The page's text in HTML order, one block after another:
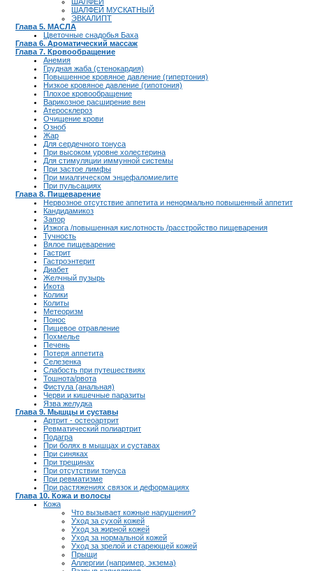
ШАЛФЕЙ МУСКАТНЫЙ
ЭВКАЛИПТ
Глава 5. МАСЛА
Цветочные снадобья Баха
Глава 6. Ароматический массаж
Глава 7. Кровообращение
Анемия
Грудная жаба (стенокардия)
Повышенное кровяное давление (гипертония)
Низкое кровяное давление (гипотония)
Плохое кровообращение
Варикозное расширение вен
Атеросклероз
Очищение крови
Озноб
Жар
Для сердечного тонуса
При высоком уровне холестерина
Для стимуляции иммунной системы
При застое лимфы
При миалгическом энцефаломиелите
При пульсациях
Глава 8. Пищеварение
Нервозное отсутствие аппетита и ненормально повышенный аппетит
Кандидамикоз
Запор
Изжога /повышенная кислотность /расстройство пищеварения
Тучность
Вялое пищеварение
Гастрит
Гастроэнтерит
Диабет
Желчный пузырь
Икота
Колики
Колиты
Метеоризм
Понос
Пищевое отравление
Похмелье
Печень
Потеря аппетита
Селезенка
Слабость при путешествиях
Тошнота/рвота
Фистула (анальная)
Черви и кишечные паразиты
Язва желудка
Глава 9. Мышцы и суставы
Артрит - остеоартрит
Ревматический полиартрит
Подагра
При болях в мышцах и суставах
При синяках
При трещинах
При отсутствии тонуса
При ревматизме
При растяжениях связок и деформациях
Глава 10. Кожа и волосы
Кожа
Что вызывает кожные нарушения?
Уход за сухой кожей
Уход за жирной кожей
Уход за нормальной кожей
Уход за зрелой и стареющей кожей
Прыщи
Аллергии (например, экзема)